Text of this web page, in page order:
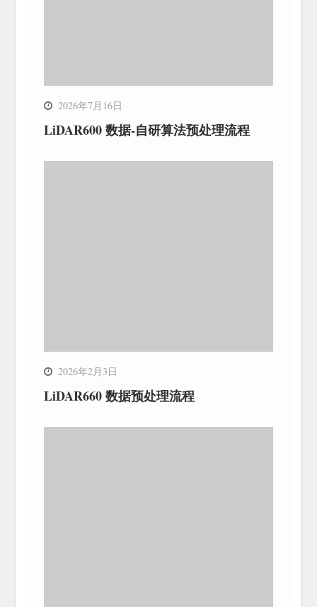
2026年7月16日
LiDAR600 数据-自研算法预处理流程
2026年2月3日
LiDAR660 数据预处理流程